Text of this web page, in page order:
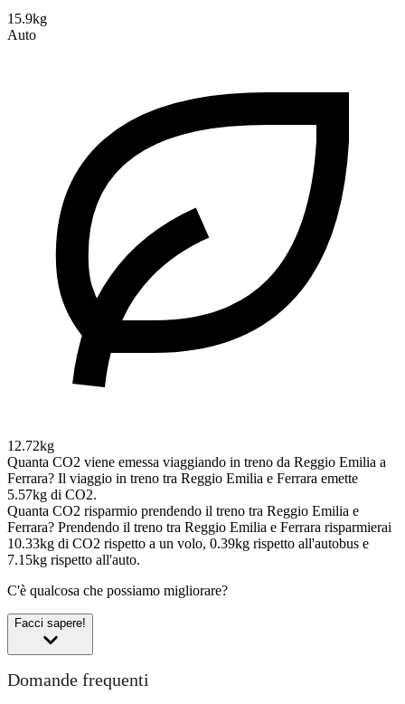
15.9kg
Auto
12.72kg
Quanta CO2 viene emessa viaggiando in treno da Reggio Emilia a
Ferrara? Il viaggio in treno tra Reggio Emilia e Ferrara emette
5.57kg di CO2.
Quanta CO2 risparmio prendendo il treno tra Reggio Emilia e
Ferrara? Prendendo il treno tra Reggio Emilia e Ferrara risparmierai
10.33kg di CO2 rispetto a un volo, 0.39kg rispetto all'autobus e
7.15kg rispetto all'auto.
C'è qualcosa che possiamo migliorare?
Facci sapere!
Domande frequenti